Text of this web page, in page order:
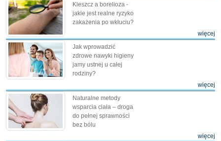
Kleszcz a borelioza -
jakie jest realne ryzyko
zakażenia po wkłuciu?
więcej
Jak wprowadzić
zdrowe nawyki higieny
jamy ustnej u całej
rodziny?
więcej
Naturalne metody
wsparcia ciała – droga
do pełnej sprawności
bez bólu
więcej